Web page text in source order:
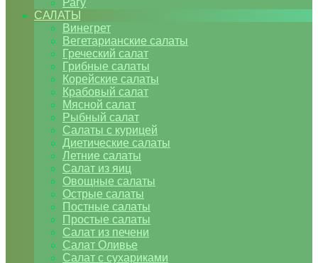
Рагу
САЛАТЫ
Винегрет
Вегетарианские салаты
Греческий салат
Грибные салаты
Корейские салаты
Крабовый салат
Мясной салат
Рыбный салат
Салаты с курицей
Диетические салаты
Летние салаты
Салат из яиц
Овощные салаты
Острые салаты
Постные салаты
Простые салаты
Салат из печени
Салат Оливье
Салат с сухариками